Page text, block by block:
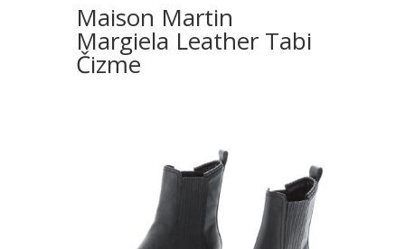
Maison Martin
Margiela Leather Tabi
Čizme